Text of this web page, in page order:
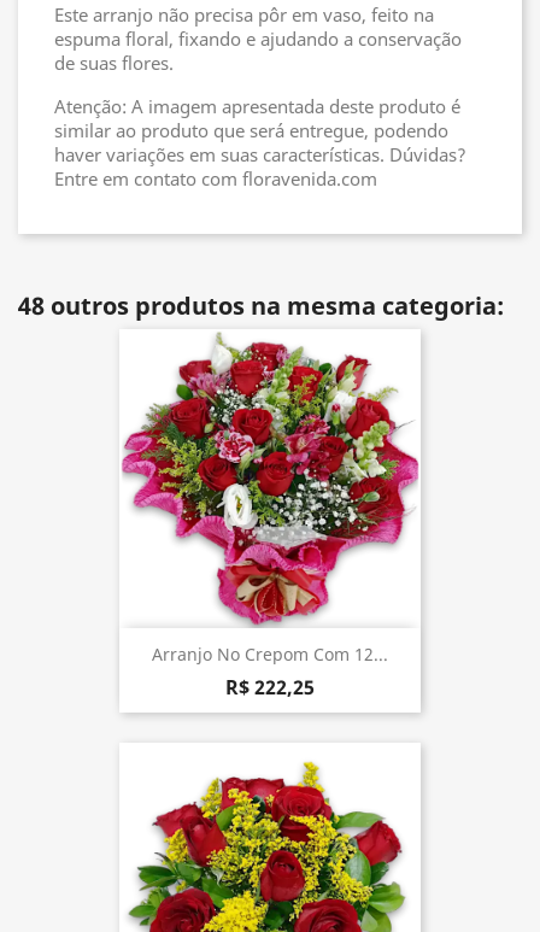
Este arranjo não precisa pôr em vaso, feito na
espuma floral, fixando e ajudando a conservação
de suas flores.
Atenção: A imagem apresentada deste produto é
similar ao produto que será entregue, podendo
haver variações em suas características. Dúvidas?
Entre em contato com floravenida.com
48 outros produtos na mesma categoria:
Arranjo No Crepom Com 12...
R$ 222,25